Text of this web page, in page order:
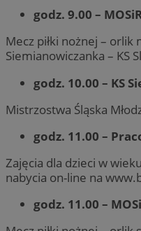
godz. 9.00 –
Mecz piłki nożnej – orlik
Siemianowiczanka – KS
godz. 10.00 – KS
Mistrzostwa Śląska
godz. 11.00 –
Zajęcia dla dzieci w
nabycia on-line na
godz. 11.00 –